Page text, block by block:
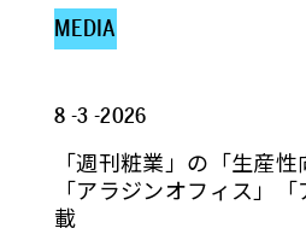
MEDIA
8 -3 -2026
「週刊粧業」の「生産
「アラジンオフィス」
載